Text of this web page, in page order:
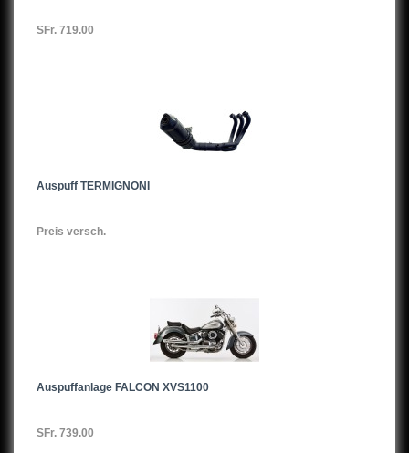
SFr. 719.00
Auspuff TERMIGNONI
Preis versch.
Auspuffanlage FALCON XVS1100
SFr. 739.00